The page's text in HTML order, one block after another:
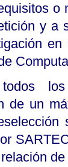
o
y a
en
los
de un